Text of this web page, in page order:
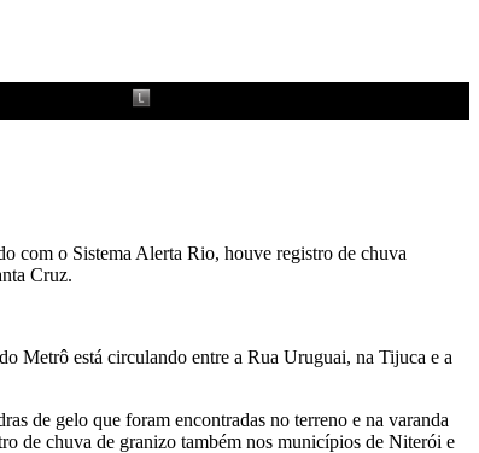
com o Sistema Alerta Rio, houve registro de chuva
Cruz.
Metrô está circulando entre a Rua Uruguai, na Tijuca e a
de gelo que foram encontradas no terreno e na varanda
de chuva de granizo também nos municípios de Niterói e